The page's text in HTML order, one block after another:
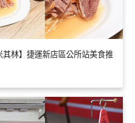
林】捷運新店區公所站美食推